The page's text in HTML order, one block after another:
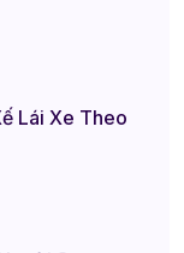
Lái Xe Theo